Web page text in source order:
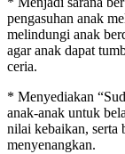
pengasuhan anak
melindungi anak
agar anak dapat
ceria.
* Menyediakan
anak-anak untuk
nilai kebaikan, serta
menyenangkan.